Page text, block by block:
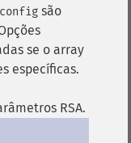
config são
se o array
específicas.
RSA.